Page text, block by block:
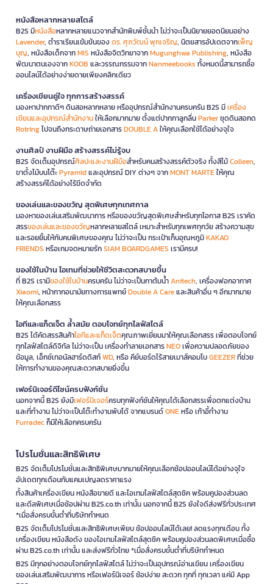
หนังสือหลากหลายสไตล์
B2S มีหนังสือหลากหลายแนวจากสำนักพิมพ์ชั้นนำ ไม่ว่าจะเป็นนิยายยอดนิยมอย่าง
Lavender, ตำราเรียนเข้มข้นของดร. ศุภวัฒน์ พุกเจริญ, นิตยสารอัปเดตจากเพ็ญ
บุญ, หนังสือเด็กจากMIS หนังสือจิตวิทยาจากMugunghwa Publishing, หนังสือ
พัฒนาตนเองจากKOOB และวรรณกรรมจากNanmeebooks ทั้งหมดนี้สามารถซื้อ
ออนไลน์ได้อย่างง่ายดายเพียงคลิกเดียว
เครื่องเขียนคู่ใจ ทุกการสร้างสรรค์
มองหาปากกาดีๆ ดินสอหลากหลาย หรืออุปกรณ์สำนักงานครบครัน B2S มีเครื่อง
เขียนและอุปกรณ์สำนักงานให้เลือกมากมาย ตั้งแต่ปากกาลูกลื่นParkerชุดดินสอกด
Rotringไปจนถึงกระดาษถ่ายเอกสารDOUBLE Aให้คุณเลือกใช้ได้อย่างจุใจ
งานศิลป์ งานฝีมือ สร้างสรรค์ไม่รู้จบ
B2S จัดเต็มอุปกรณ์ศิลปะและงานฝีมือสำหรับคนสร้างสรรค์ตัวจริง ทั้งสีไม้Colleen,
ขาตั้งไม้บนโต๊ะPyramidและอุปกรณ์ DIY ต่างๆ จากMONT MARTEให้คุณ
สร้างสรรค์ได้อย่างไร้ขีดจำกัด
ของเล่นและของขวัญ สุดพิเศษทุกเทศกาล
มองหาของเล่นเสริมพัฒนาการ หรือของขวัญสุดพิเศษสำหรับทุกโอกาส B2S เราคัด
สรรของเล่นและของขวัญหลากหลายสไตล์ เหมาะสำหรับทุกเพศทุกวัย สร้างความสุข
และรอยยิ้มให้กับคนพิเศษของคุณ ไม่ว่าจะเป็น กระเป๋าเก็บอุณหภูมิKAKAO
FRIENDS หรือเกมจดหมายรักSIAM BOARDGAMES เรามีครบ!
ของใช้ในบ้าน ไอเทมที่ช่วยให้ชีวิตสะดวกสบายขึ้น
ที่ B2S เรามีของใช้ในบ้านครบครัน ไม่ว่าจะเป็นกาต้มน้ำAnitech, เครื่องฟอกอากาศ
Xiaomi, หน้ากากอนามัยทางการแพทย์Double A Careและสินค้าอื่น ๆ อีกมากมาย
ให้คุณเลือกสรร
ไอทีและแก็ดเจ็ต ล้ำสมัย ตอบโจทย์ทุกไลฟ์สไตล์
B2S ได้คัดสรรสินค้าไอทีและแก็ดเจ็ตคุณภาพเยี่ยมมาให้คุณเลือกสรร เพื่อตอบโจทย์
ทุกไลฟ์สไตล์ดิจิทัล ไม่ว่าจะเป็น เครื่องทำลายเอกสารNEOเพื่อความปลอดภัยของ
ข้อมูล, เอ็กซ์เทอนัลฮาร์ดดิสก์WD, หรือ คีย์บอร์ดไร้สายเมาส์คอมโบGEEZERที่ช่วย
ให้การทำงานของคุณสะดวกสบายยิ่งขึ้น
เฟอร์นิเจอร์ดีไซน์ครบฟังก์ชั่น
นอกจากนี้ B2S ยังมีเฟอร์นิเจอร์ครบทุกฟังก์ชันให้คุณได้เลือกสรรเพื่อตกแต่งบ้าน
และที่ทำงาน ไม่ว่าจะเป็นโต๊ะทำงานพับได้ จากแบรนด์ONEหรือ เก้าอี้ทำงาน
Furradecก็มีให้เลือกครบครัน
โปรโมชั่นและสิทธิพิเศษ
B2S จัดเต็มโปรโมชั่นและสิทธิพิเศษมากมายให้คุณเลือกช้อปออนไลน์ได้อย่างจุใจ
อัปเดตทุกเดือนกับแคมเปญลดราคาแรง
ทั้งสินค้าเครื่องเขียน หนังสือขายดี และไอเทมไลฟ์สไตล์สุดชิค พร้อมคูปองส่วนลด
และดีลพิเศษเมื่อช้อปผ่าน B2S.co.th เท่านั้น นอกจากนี้ B2S ยังใจดีส่งฟรีทั่วประเทศ
*เมื่อสั่งครบขั้นต่ำที่บริษัทกำหนด
B2S จัดเต็มโปรโมชั่นและสิทธิพิเศษเพียบ ช้อปออนไลน์ได้เลย! ลดแรงทุกเดือน ทั้ง
เครื่องเขียน หนังสือดัง ของไอเทมไลฟ์สไตล์สุดชิค พร้อมคูปองส่วนลดพิเศษเมื่อซื้อ
ผ่าน B2S.co.th เท่านั้น และส่งฟรีทั่วไทย *เมื่อสั่งครบขั้นต่ำที่บริษัทกำหนด
B2S มีทุกอย่างตอบโจทย์ทุกไลฟ์สไตล์ ไม่ว่าจะเป็นอุปกรณ์อ่านเขียน เครื่องเขียน
ของเล่นเสริมพัฒนาการ หรือเฟอร์นิเจอร์ ช้อปง่าย สะดวก ทุกที่ ทุกเวลา แค่มี App